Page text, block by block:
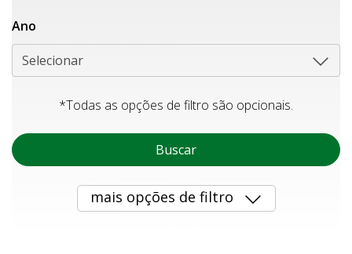
Ano
Selecionar
*Todas as opções de filtro são opcionais.
Buscar
mais opções de filtro